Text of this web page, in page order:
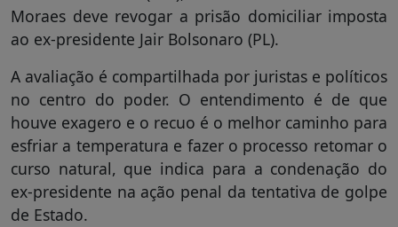
Moraes deve revogar a prisão domiciliar imposta
ao ex-presidente Jair Bolsonaro (PL).
A avaliação é compartilhada por juristas e políticos
no centro do poder. O entendimento é de que
houve exagero e o recuo é o melhor caminho para
esfriar a temperatura e fazer o processo retomar o
curso natural, que indica para a condenação do
ex-presidente na ação penal da tentativa de golpe
de Estado.